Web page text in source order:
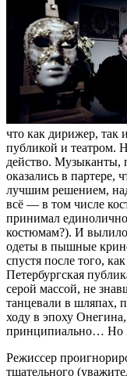
что как дирижер, так
публикой и театром.
действо. Музыканты,
оказались в партере,
лучшим решением,
всё — в том числе
принимал
костюмам?). И
одеты в пышные
спустя после того,
Петербургская
серой массой, не
танцевали в шляпах,
ходу в эпоху
принципиально… Но
Режиссер
тщательного